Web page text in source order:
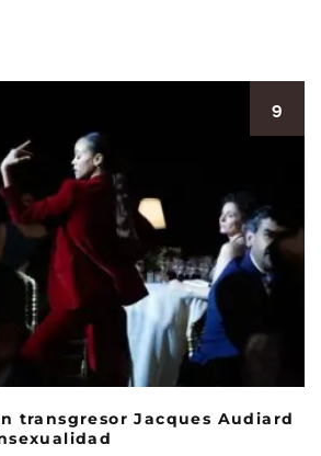
9
transgresor Jacques Audiard